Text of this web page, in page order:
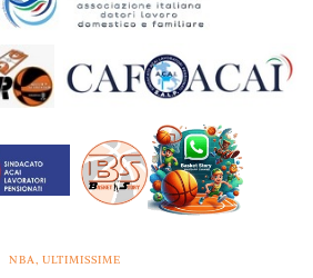
NBA, ULTIMISSIME